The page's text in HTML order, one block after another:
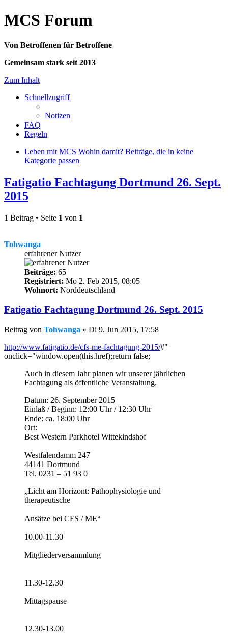
MCS Forum
Von Betroffenen für Betroffene
Gemeinsam stark seit 2013
Zum Inhalt
Schnellzugriff
Notizen
FAQ
Regeln
Leben mit MCS Wohin damit? Beiträge, die in keine
Kategorie passen
Fatigatio Fachtagung Dortmund 26. Sept.
2015
1 Beitrag • Seite 1 von 1
Tohwanga
erfahrener Nutzer
Beiträge: 65
Registriert: Mo 2. Feb 2015, 08:05
Wohnort: Norddeutschland
Fatigatio Fachtagung Dortmund 26. Sept. 2015
Beitrag von Tohwanga » Di 9. Jun 2015, 17:58
http://www.fatigatio.de/cfs-me-fachtagung-2015/#"
onclick="window.open(this.href);return false;
Auch in diesem Jahr planen wir unserer jährlichen
Fachtagung als öffentliche Veranstaltung.
Datum: 26. September 2015
Einlaß / Beginn: 12:00 Uhr / 12:30 Uhr
Ende: ca. 18:00 Uhr
Ort:
Best Western Parkhotel Wittekindshof
Westfalendamm 247
44141 Dortmund
Tel. 0231 – 51 93 0
„Licht am Horizont: Pathophysiologie und
therapeutische
Ansätze bei CFS / ME“
10.00-11.30
Mitgliederversammlung
11.30-12.30
Mittagspause
12.30-13.00